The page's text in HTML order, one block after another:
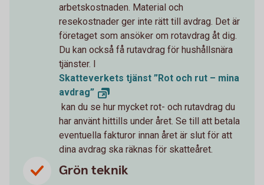
arbetskostnaden. Material och
resekostnader ger inte rätt till avdrag. Det är
företaget som ansöker om rotavdrag åt dig.
Du kan också få rutavdrag för hushållsnära
tjänster. I
Skatteverkets tjänst ”Rot och rut – mina
avdrag”
kan du se hur mycket rot- och rutavdrag du
har använt hittills under året. Se till att betala
eventuella fakturor innan året är slut för att
dina avdrag ska räknas för skatteåret.
Grön teknik